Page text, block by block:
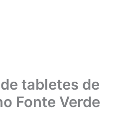
tabletes de
Fonte Verde